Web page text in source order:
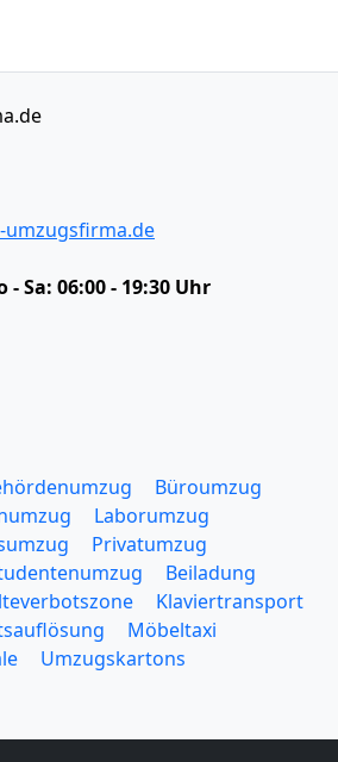
umzugsfirma.de
- Sa: 06:00 - 19:30 Uhr
Büroumzug
Laborumzug
Privatumzug
Beiladung
Klaviertransport
Möbeltaxi
Umzugskartons